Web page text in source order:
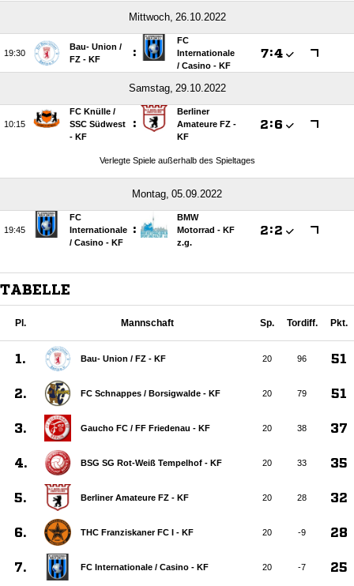
 

Bau- Union /​
FZ - KF
:
FC
Internationale
/​ Casino - KF
:
 

FC Knülle /​
SSC Südwest
- KF
:
Berliner
Amateure FZ -
KF
:
Verlegte Spiele außerhalb des Spieltages
 

FC
Internationale
/​ Casino - KF
:
BMW
Motorrad - KF
z.g.
:
TABELLE
Pl. Mannschaft Sp. Tordiff. Pkt.
1. Bau- Union /​ FZ - KF 20 96 51
2. FC Schnappes /​ Borsigwalde - KF 20 79 51
3. Gaucho FC /​ FF Friedenau - KF 20 38 37
4. BSG SG Rot-Weiß Tempelhof - KF 20 33 35
5. Berliner Amateure FZ - KF 20 28 32
6. THC Franziskaner FC I - KF 20 -9 28
7. FC Internationale /​ Casino - KF 20 -7 25